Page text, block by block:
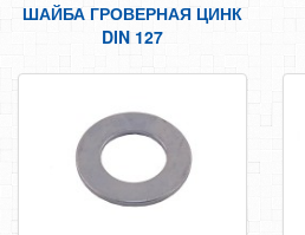
МЕТРИЧЕСКИЙ КРЕПЕЖ
БОЛТЫ
ВИНТЫ
ШАЙБА ГРОВЕРНАЯ ЦИНК
DIN 127